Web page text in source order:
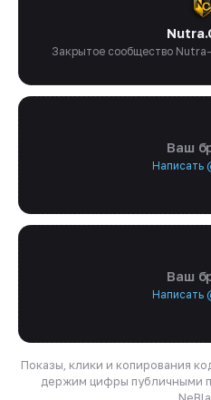
Закрытое сообщество
Ваш
Написать
Ваш
Написать
Показы, клики и копирования
держим цифры публичными